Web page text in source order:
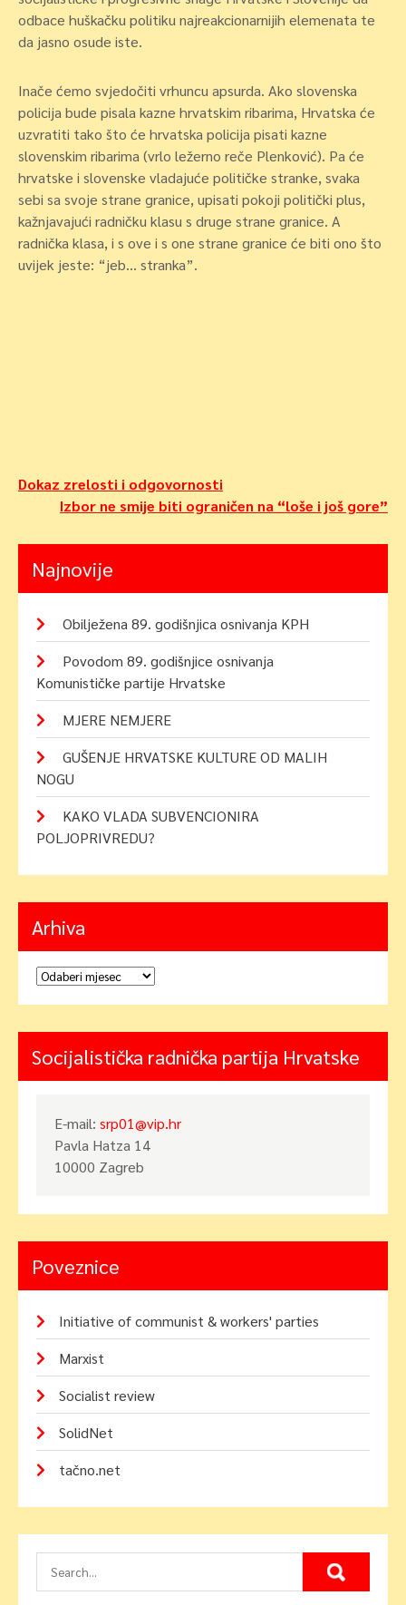
odbace huškačku politiku najreakcionarnijih elemenata te
da jasno osude iste.
Inače ćemo svjedočiti vrhuncu apsurda. Ako slovenska
policija bude pisala kazne hrvatskim ribarima, Hrvatska će
uzvratiti tako što će hrvatska policija pisati kazne
slovenskim ribarima (vrlo ležerno reče Plenković). Pa će
hrvatske i slovenske vladajuće političke stranke, svaka
sebi sa svoje strane granice, upisati pokoji politički plus,
kažnjavajući radničku klasu s druge strane granice. A
radnička klasa, i s ove i s one strane granice će biti ono što
uvijek jeste: “jeb… stranka”.
Navigacija
objava
Dokaz zrelosti i odgovornosti
Izbor ne smije biti ograničen na “loše i još gore”
Najnovije
Obilježena 89. godišnjica osnivanja KPH
Povodom 89. godišnjice osnivanja
Komunističke partije Hrvatske
MJERE NEMJERE
GUŠENJE HRVATSKE KULTURE OD MALIH
NOGU
KAKO VLADA SUBVENCIONIRA
POLJOPRIVREDU?
Arhiva
Arhiva
Socijalistička radnička partija Hrvatske
E-mail: srp01@vip.hr
Pavla Hatza 14
10000 Zagreb
Poveznice
Initiative of communist & workers' parties
Marxist
Socialist review
SolidNet
tačno.net